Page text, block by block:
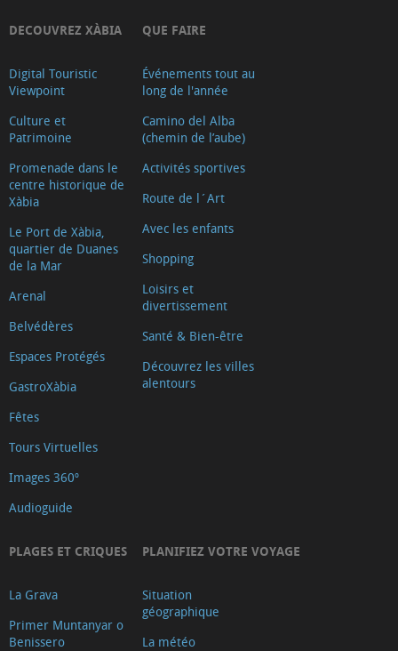
DECOUVREZ XÀBIA
Digital Touristic
Viewpoint
Culture et
Patrimoine
Promenade dans le
centre historique de
Xàbia
Le Port de Xàbia,
quartier de Duanes
de la Mar
Arenal
Belvédères
Espaces Protégés
GastroXàbia
Fêtes
Tours Virtuelles
Images 360º
Audioguide
QUE FAIRE
Événements tout au
long de l'année
Camino del Alba
(chemin de l’aube)
Activités sportives
Route de l´Art
Avec les enfants
Shopping
Loisirs et
divertissement
Santé & Bien-être
Découvrez les villes
alentours
PLAGES ET CRIQUES
La Grava
Primer Muntanyar o
Benissero
PLANIFIEZ VOTRE VOYAGE
Situation
géographique
La météo